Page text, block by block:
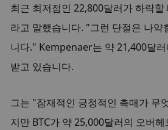
최근 최저점인 22,800달러가 하락
라고 말했습니다. "그런 단절은 나약
니다." Kempenaer는 약 21,400달
받고 있습니다.
그는 "잠재적인 긍정적인 촉매가 무
지만 BTC가 약 25,000달러의 오버